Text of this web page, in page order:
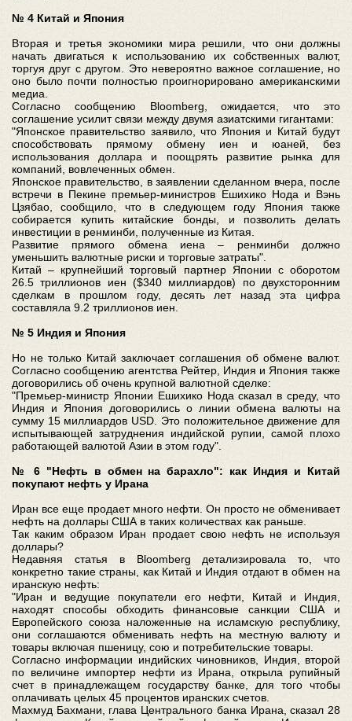
№ 4 Китай и Япония
Вторая и третья экономики мира решили, что они должны
начать двигаться к использованию их собственных валют,
торгуя друг с другом. Это невероятно важное соглашение, но
оно было почти полностью проигнорировано американскими
медиа.
Согласно сообщению Bloomberg, ожидается, что это
соглашение усилит связи между двумя азиатскими гигантами:
"Японское правительство заявило, что Япония и Китай будут
способствовать прямому обмену иен и юаней, без
использования доллара и поощрять развитие рынка для
компаний, вовлеченных обмен.
Японское правительство, в заявлении сделанном вчера, после
встречи в Пекине премьер-министров Ешихико Нода и Вэнь
Цзябао, сообщило, что в следующем году Япония также
собирается купить китайские бонды, и позволить делать
инвестиции в ренминби, полученные из Китая.
Развитие прямого обмена иена – ренминби должно
уменьшить валютные риски и торговые затраты".
Китай – крупнейший торговый партнер Японии с оборотом
26.5 триллионов иен ($340 миллиардов) по двухсторонним
сделкам в прошлом году, десять лет назад эта цифра
составляла 9.2 триллионов иен.
№ 5 Индия и Япония
Но не только Китай заключает соглашения об обмене валют.
Согласно сообщению агентства Рейтер, Индия и Япония также
договорились об очень крупной валютной сделке:
"Премьер-министр Японии Ешихико Нода сказал в среду, что
Индия и Япония договорились о линии обмена валюты на
сумму 15 миллиардов USD. Это положительное движение для
испытывающей затруднения индийской рупии, самой плохо
работающей валютой Азии в этом году".
№ 6 "Нефть в обмен на барахло": как Индия и Китай
покупают нефть у Ирана
Иран все еще продает много нефти. Он просто не обменивает
нефть на доллары США в таких количествах как раньше.
Так каким образом Иран продает свою нефть не используя
доллары?
Недавняя статья в Bloomberg детализировала то, что
конкретно такие страны, как Китай и Индия отдают в обмен на
иранскую нефть:
"Иран и ведущие покупатели его нефти, Китай и Индия,
находят способы обходить финансовые санкции США и
Европейского союза наложенные на исламскую республику,
они соглашаются обменивать нефть на местную валюту и
товары включая пшеницу, сою и потребительские товары.
Согласно информации индийских чиновников, Индия, второй
по величине импортер нефти из Ирана, открыла рупийный
счет в принадлежащем государству банке, для того чтобы
оплачивать целых 45 процентов иранских счетов.
Махмуд Бахмани, глава Центрального банка Ирана, сказал 28